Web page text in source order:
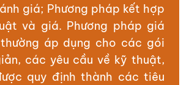
giá; Phương pháp kết hợp
và giá. Phương pháp giá
áp dụng cho các gói
các yêu cầu về kỹ thuật,
quy định thành các tiêu